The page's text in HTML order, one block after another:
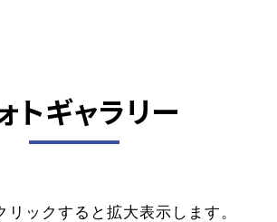
トギャラリー
リックすると拡大表示します。